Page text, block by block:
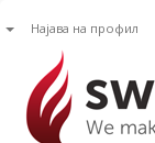
Најава на профил